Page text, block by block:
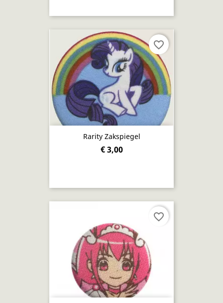
Rarity Zakspiegel
€ 3,00
favorite_border
favorite_border